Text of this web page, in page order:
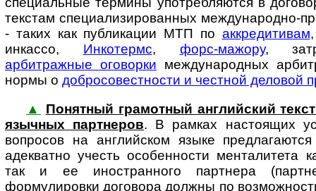
текстам специализированных международно-
- таких как публикации МТП по аккредитивам
инкассо, Инкотермс, форс-мажору,
арбитражные оговорки международных
нормы о добросовестности и честной деловой
▲
Понятный грамотный английский
языч­ных пар­т­не­ров. В рам­ках на­с­то­я­щих
вопросов на английском языке
адекватно учесть особенности менталитета
так и ее иностранного партнера
формулировки договора должны по